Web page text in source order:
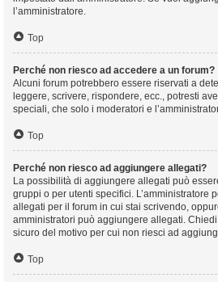
l’amministratore.
Top
Perché non riesco ad accedere a un forum?
Alcuni forum potrebbero essere riservati a
leggere, scrivere, rispondere, ecc., potresti
speciali, che solo i moderatori e
Top
Perché non riesco ad aggiungere allegati?
La possibilità di aggiungere allegati può
gruppi o per utenti specifici. L’amministratore
allegati per il forum in cui stai scrivendo,
amministratori può aggiungere allegati.
sicuro del motivo per cui non riesci ad
Top